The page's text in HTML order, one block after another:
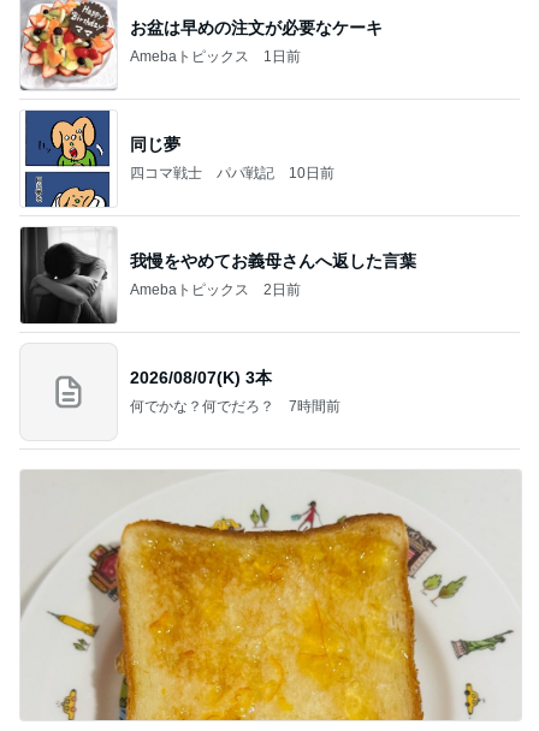
お盆は早めの注文が必要なケーキ
Amebaトピックス 1日前
同じ夢
四コマ戦士 パパ戦記 10日前
我慢をやめてお義母さんへ返した言葉
Amebaトピックス 2日前
2026/08/07(K) 3本
何でかな？何でだろ？ 7時間前